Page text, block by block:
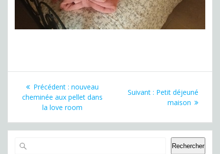
Précédent : nouveau
cheminée aux pellet dans
la love room
Suivant : Petit déjeuné
maison
Rechercher